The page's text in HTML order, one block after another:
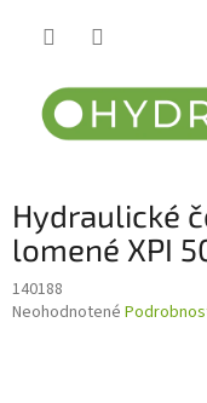
Hydraulické
lomené XPI
140188
Priemerné
Neohodnotené